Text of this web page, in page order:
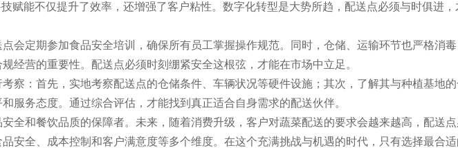
能不仅提升了效率，还增强了客户粘性。数字化转型是大势所趋，配送点必须与时俱进，
会定期参加食品安全培训，确保所有员工掌握操作规范。同时，仓储、运输环节也严格消
经营的重要性。配送点必须时刻绷紧安全这根弦，才能在市场中立足。
察：首先，实地考察配送点的仓储条件、车辆状况等硬件设施；其次，了解其与种植基地
服务态度。通过综合评估，才能找到真正适合自身需求的配送伙伴。
全和餐饮品质的保障者。未来，随着消费升级，客户对蔬菜配送的要求会越来越高，配送
安全、成本控制和客户满意度等多个维度。在这个充满挑战与机遇的时代，只有选择最合